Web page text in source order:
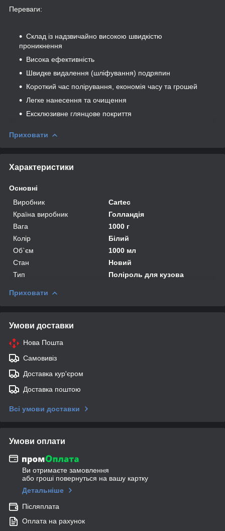
Переваги:
Склад із надзвичайно високою швидкістю
проникнення
Висока ефективність
Швидке видалення (шліфування) подряпин
Короткий час полірування, економія часу та грошей
Легке нанесення та очищення
Ексклюзивне глянцове покриття
Приховати
Характеристики
Основні
Виробник
Cartec
Країна виробник
Голландія
Вага
1000 г
Колір
Білий
Об`єм
1000 мл
Стан
Новий
Тип
Поліроль для кузова
Приховати
Умови доставки
Нова Пошта
Самовивіз
Доставка кур'єром
Доставка поштою
Всі умови доставки
Умови оплати
Ви отримаєте замовлення
або гроші повернуться на вашу картку
Детальніше
Післяплата
Оплата на рахунок